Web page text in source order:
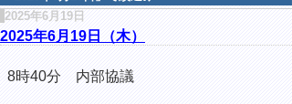
2025年6月19日
2025年6月19日（木）
8時40分 内部協議